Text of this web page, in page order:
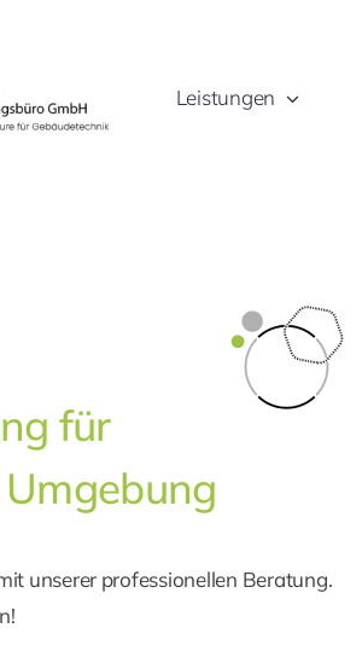
Leistungen
für
unserer professionellen Beratung.